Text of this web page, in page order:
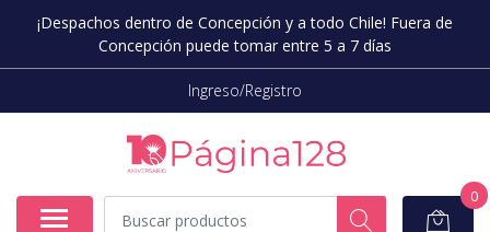
¡Despachos dentro de Concepción y a todo Chile! Fuera de
Concepción puede tomar entre 5 a 7 días
Ingreso/Registro
0